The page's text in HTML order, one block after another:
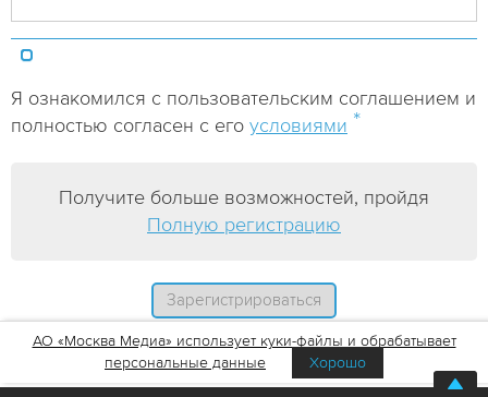
Я ознакомился с пользовательским соглашением и
полностью согласен с его условиями *
Получите больше возможностей, пройдя
Полную регистрацию
АО «Москва Медиа» использует куки-файлы и обрабатывает
персональные данные
Хорошо